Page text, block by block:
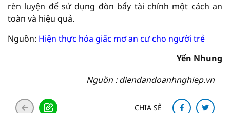
rèn luyện để sử dụng đòn bẩy tài chính một cách an
toàn và hiệu quả.
Nguồn: Hiện thực hóa giấc mơ an cư cho người trẻ
Yến Nhung
Nguồn : diendandoanhnghiep.vn
CHIA SẺ